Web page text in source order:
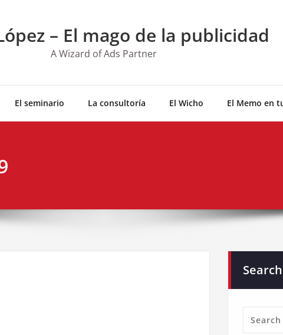
– El mago de la publicidad
A Wizard of Ads Partner
El seminario La consultoría El Wicho El Memo en
Search